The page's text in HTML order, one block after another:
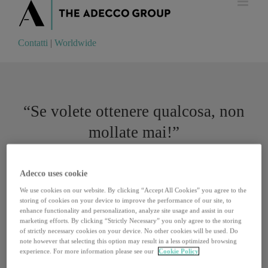
Contatti Worldwide
Contatti | Worldwide
“Se volete ottenere qualcosa, non
mollate mai!”
La vedremo presto (il 16, 17 e 23 dicembre) in una serie tv su
Rai Uno, dal titolo
“Ognuno è perfetto” , diretta da Giacomo
Campiotti, insieme a Edoardo Leo, Cristiana Capotondi,
Nicole Grimaudo, Lele Vannoli, Piera Degli Esposti.
Alice De Carlo, 25 anni, vulcanica ragazza di Roma con
la sindrome di down, interpreta il ruolo di Tina. Per lei
Adecco uses cookie
We use cookies on our website. By clicking “Accept All Cookies” you agree to the
storing of cookies on your device to improve the performance of our site, to
enhance functionality and personalization, analyze site usage and assist in our
marketing efforts. By clicking “Strictly Necessary” you only agree to the storing
of strictly necessary cookies on your device. No other cookies will be used. Do
note however that selecting this option may result in a less optimized browsing
experience. For more information please see our
Cookie Policy